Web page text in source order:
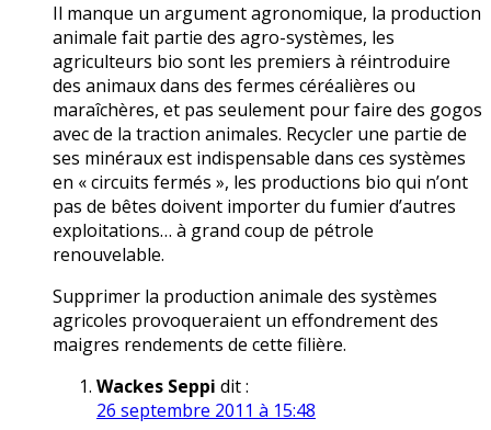
Il manque un argument agronomique, la production
animale fait partie des agro-systèmes, les
agriculteurs bio sont les premiers à réintroduire
des animaux dans des fermes céréalières ou
maraîchères, et pas seulement pour faire des gogos
avec de la traction animales. Recycler une partie de
ses minéraux est indispensable dans ces systèmes
en « circuits fermés », les productions bio qui n’ont
pas de bêtes doivent importer du fumier d’autres
exploitations… à grand coup de pétrole
renouvelable.
Supprimer la production animale des systèmes
agricoles provoqueraient un effondrement des
maigres rendements de cette filière.
Wackes Seppi dit :
26 septembre 2011 à 15:48